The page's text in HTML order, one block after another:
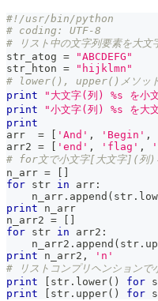
#!/usr/bin/python
# coding: UTF-8
# リスト中の文字列要素を大文
str_atog =
"ABCDEFG"
str_hton =
"hijklmn"
# lower(), upper()メソッド
print
"大文字(列) %s を小
print
"小文字(列) %s を大
print
arr = 'And' , 'Begin' ,
arr2 = 'end' , 'flag' ,
# for文で小文字[大文字](列)
n_arr =
for str in arr :
    n_arr
. append ( str .
print n_arr
n_arr2 =
for str in arr2 :
    n_arr2
. append ( str .
print n_arr2 ,
'n'
# リストコンプリヘンション
print
str . lower( ) for
print
str . upper( ) for